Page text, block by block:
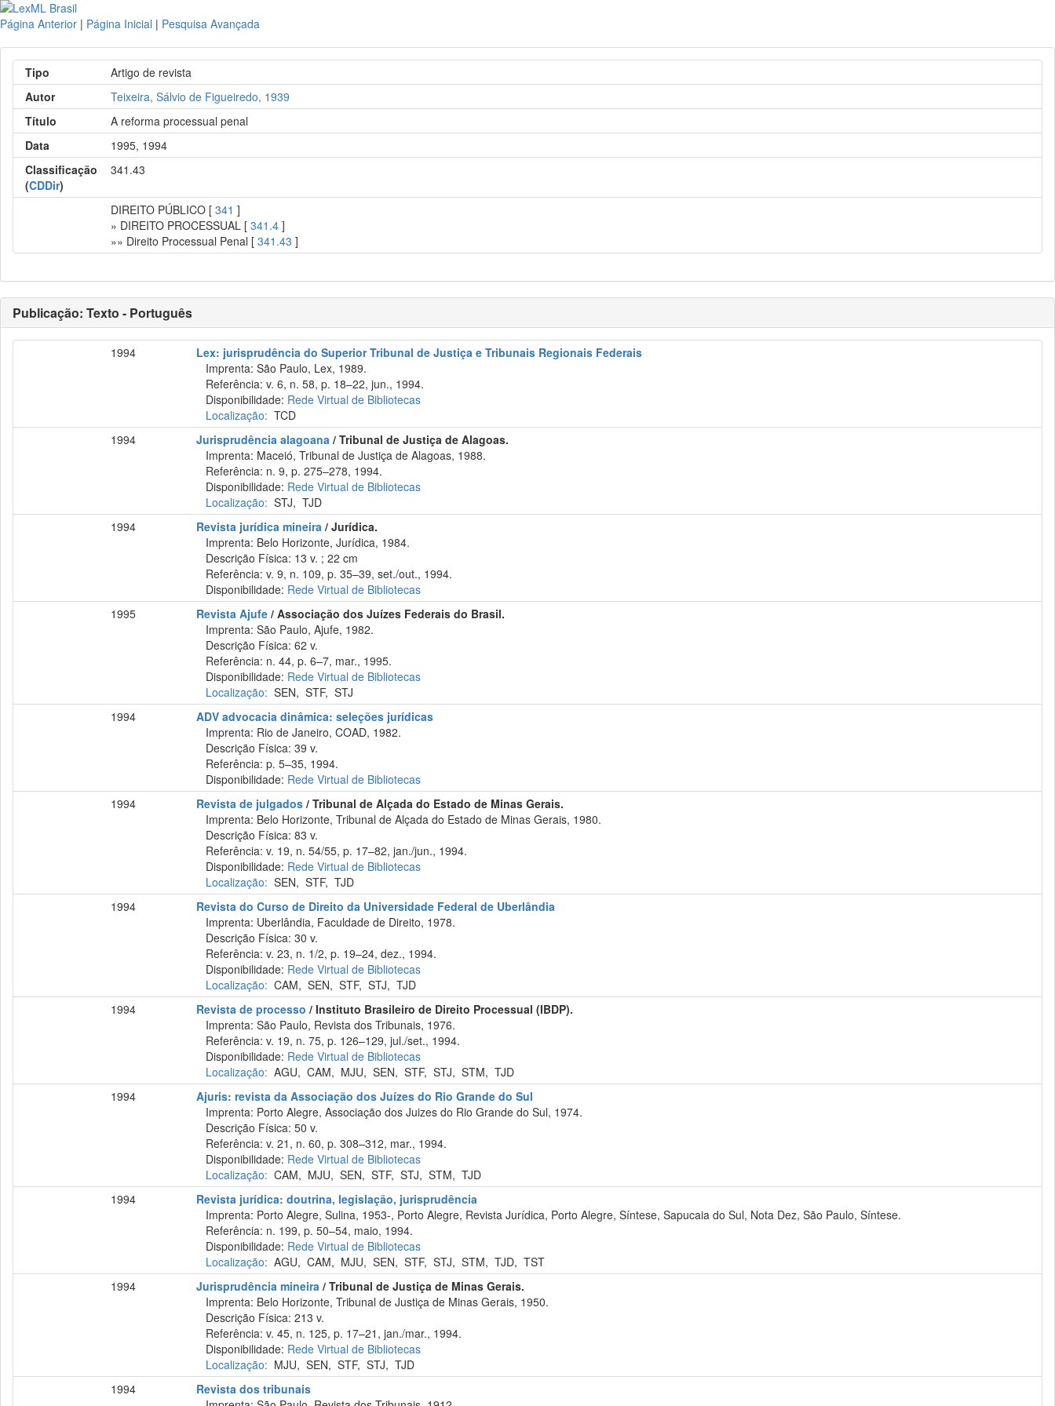
Página Anterior | Página Inicial | Pesquisa Avançada
Tipo
Artigo de revista
Autor
Teixeira, Sálvio de Figueiredo, 1939
Título
A reforma processual penal
Data
1995, 1994
Classificação
(CDDir)
341.43
DIREITO PÚBLICO [341 ]
» DIREITO PROCESSUAL [341.4 ]
»» Direito Processual Penal [341.43 ]
Publicação: Texto - Português
1994
Lex: jurisprudência do Superior Tribunal de Justiça e Tribunais Regionais Federais
Imprenta: São Paulo, Lex, 1989.
Referência: v. 6, n. 58, p. 18–22, jun., 1994.
Disponibilidade: Rede Virtual de Bibliotecas
Localização: TCD
1994
Jurisprudência alagoana / Tribunal de Justiça de Alagoas.
Imprenta: Maceió, Tribunal de Justiça de Alagoas, 1988.
Referência: n. 9, p. 275–278, 1994.
Disponibilidade: Rede Virtual de Bibliotecas
Localização: STJ,TJD
1994
Revista jurídica mineira / Jurídica.
Imprenta: Belo Horizonte, Jurídica, 1984.
Descrição Física: 13 v. ; 22 cm
Referência: v. 9, n. 109, p. 35–39, set./out., 1994.
Disponibilidade: Rede Virtual de Bibliotecas
1995
Revista Ajufe / Associação dos Juízes Federais do Brasil.
Imprenta: São Paulo, Ajufe, 1982.
Descrição Física: 62 v.
Referência: n. 44, p. 6–7, mar., 1995.
Disponibilidade: Rede Virtual de Bibliotecas
Localização: SEN,STF,STJ
1994
ADV advocacia dinâmica: seleções jurídicas
Imprenta: Rio de Janeiro, COAD, 1982.
Descrição Física: 39 v.
Referência: p. 5–35, 1994.
Disponibilidade: Rede Virtual de Bibliotecas
1994
Revista de julgados / Tribunal de Alçada do Estado de Minas Gerais.
Imprenta: Belo Horizonte, Tribunal de Alçada do Estado de Minas Gerais, 1980.
Descrição Física: 83 v.
Referência: v. 19, n. 54/55, p. 17–82, jan./jun., 1994.
Disponibilidade: Rede Virtual de Bibliotecas
Localização: SEN,STF,TJD
1994
Revista do Curso de Direito da Universidade Federal de Uberlândia
Imprenta: Uberlândia, Faculdade de Direito, 1978.
Descrição Física: 30 v.
Referência: v. 23, n. 1/2, p. 19–24, dez., 1994.
Disponibilidade: Rede Virtual de Bibliotecas
Localização: CAM,SEN,STF,STJ,TJD
1994
Revista de processo / Instituto Brasileiro de Direito Processual (IBDP).
Imprenta: São Paulo, Revista dos Tribunais, 1976.
Referência: v. 19, n. 75, p. 126–129, jul./set., 1994.
Disponibilidade: Rede Virtual de Bibliotecas
Localização: AGU,CAM, MJU,SEN,STF,STJ,STM,TJD
1994
Ajuris: revista da Associação dos Juízes do Rio Grande do Sul
Imprenta: Porto Alegre, Associação dos Juizes do Rio Grande do Sul, 1974.
Descrição Física: 50 v.
Referência: v. 21, n. 60, p. 308–312, mar., 1994.
Disponibilidade: Rede Virtual de Bibliotecas
Localização: CAM, MJU,SEN,STF,STJ,STM,TJD
1994
Revista jurídica: doutrina, legislação, jurisprudência
Imprenta: Porto Alegre, Sulina, 1953-, Porto Alegre, Revista Jurídica, Porto Alegre, Síntese, Sapucaia do Sul, Nota Dez, São Paulo, Síntese.
Referência: n. 199, p. 50–54, maio, 1994.
Disponibilidade: Rede Virtual de Bibliotecas
Localização: AGU,CAM, MJU,SEN,STF,STJ,STM,TJD,TST
1994
Jurisprudência mineira / Tribunal de Justiça de Minas Gerais.
Imprenta: Belo Horizonte, Tribunal de Justiça de Minas Gerais, 1950.
Descrição Física: 213 v.
Referência: v. 45, n. 125, p. 17–21, jan./mar., 1994.
Disponibilidade: Rede Virtual de Bibliotecas
Localização: MJU,SEN,STF,STJ,TJD
1994
Revista dos tribunais